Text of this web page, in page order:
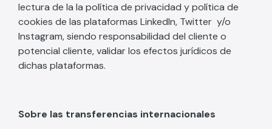
lectura de la la política de privacidad y política de
cookies de las plataformas LinkedIn, Twitter y/o
Instagram, siendo responsabilidad del cliente o
potencial cliente, validar los efectos jurídicos de
dichas plataformas.
Sobre las transferencias internacionales